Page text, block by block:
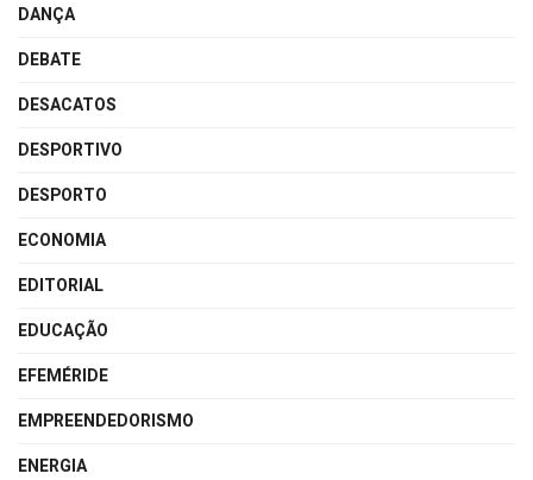
DANÇA
DEBATE
DESACATOS
DESPORTIVO
DESPORTO
ECONOMIA
EDITORIAL
EDUCAÇÃO
EFEMÉRIDE
EMPREENDEDORISMO
ENERGIA